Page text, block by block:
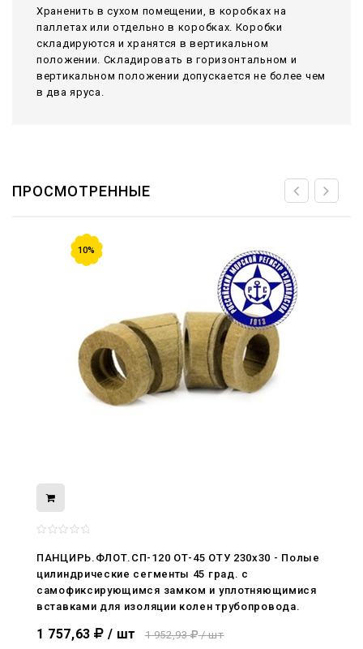
Храненить в сухом помещении, в коробках на
паллетах или отдельно в коробках. Коробки
складируются и хранятся в вертикальном
положении. Складировать в горизонтальном и
вертикальном положении допускается не более чем
в два яруса.
ПРОСМОТРЕННЫЕ
10%
ПАНЦИРЬ.ФЛОТ.СП-120 ОТ-45 ОТУ 230x30 - Полые
цилиндрические сегменты 45 град. с
самофиксирующимся замком и уплотняющимися
вставками для изоляции колен трубопровода.
1 757,63 / шт 1 952,93 / шт
С Днём Победы. Память, которая с